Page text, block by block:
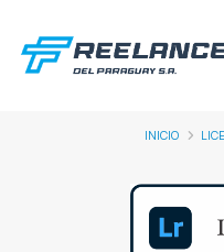
INICIO